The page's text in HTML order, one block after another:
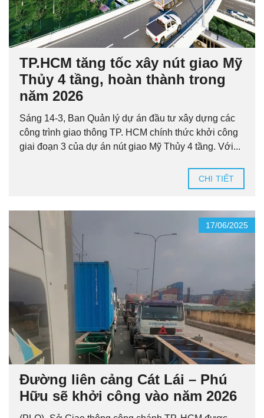
TP.HCM tăng tốc xây nút giao Mỹ
Thủy 4 tầng, hoàn thành trong
năm 2026
Sáng 14-3, Ban Quản lý dự án đầu tư xây dựng các
công trình giao thông TP. HCM chính thức khởi công
giai đoạn 3 của dự án nút giao Mỹ Thủy 4 tầng. Với...
CHI TIẾT
17/06/2025
Đường liên cảng Cát Lái – Phú
Hữu sẽ khởi công vào năm 2026